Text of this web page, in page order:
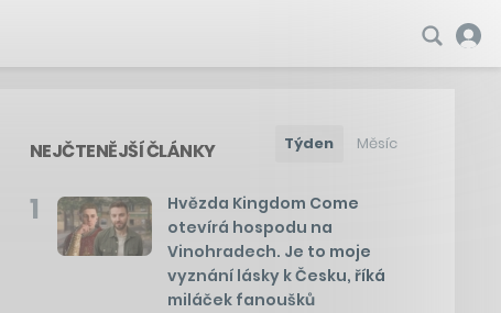
NEJČTENĚJŠÍ ČLÁNKY Týden Měsíc
1
Hvězda Kingdom Come
otevírá hospodu na
Vinohradech. Je to moje
vyznání lásky k Česku, říká
miláček fanoušků